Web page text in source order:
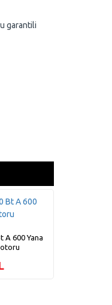
garantili
A 600 Yana